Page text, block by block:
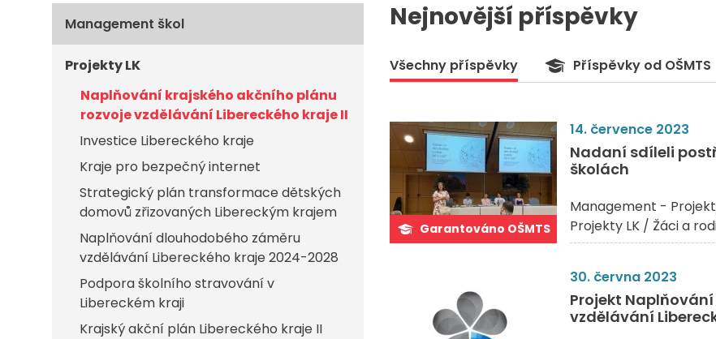
Nejnovější příspěvky
Všechny příspěvky Příspěvky od OŠMTS
Garantováno OŠMTS
14. července 2023
Nadaní sdíleli
školách
Management -
Projekty LK / Žáci a
30. června 2023
Projekt
vzdělávání
Management škol
Projekty LK
Naplňování krajského akčního plánu
rozvoje vzdělávání Libereckého kraje II
Investice Libereckého kraje
Kraje pro bezpečný internet
Strategický plán transformace dětských
domovů zřizovaných Libereckým krajem
Naplňování dlouhodobého záměru
vzdělávání Libereckého kraje 2024-2028
Podpora školního stravování v
Libereckém kraji
Krajský akční plán Libereckého kraje II